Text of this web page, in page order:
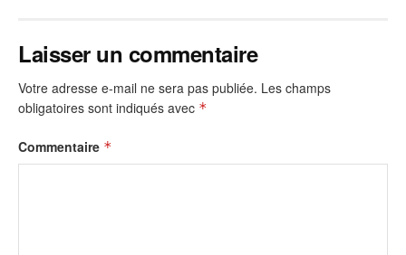
Laisser un commentaire
Votre adresse e-mail ne sera pas publiée. Les champs
obligatoires sont indiqués avec *
Commentaire *